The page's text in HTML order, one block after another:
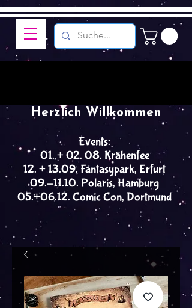
Events:
01. + 02. 08. Krähenfee
12. + 13.09. Fantasypark, Erfurt
09.-11.10. Polaris, Hamburg
05.+06.12. Comic Con, Dortmund
Herzlich Willkommen